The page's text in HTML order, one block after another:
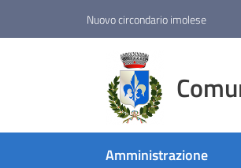
Nuovo circondario imolese
Amministrazione